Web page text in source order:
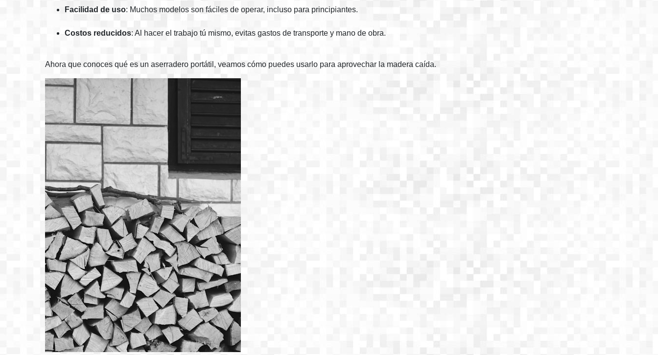
Facilidad de uso: Muchos modelos son fáciles de operar, incluso para principiantes.
Costos reducidos: Al hacer el trabajo tú mismo, evitas gastos de transporte y mano de obra.
Ahora que conoces qué es un aserradero portátil, veamos cómo puedes usarlo para aprovechar la madera caída.